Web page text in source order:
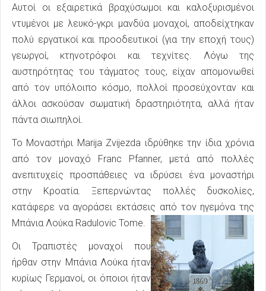
Αυτοί οι εξαιρετικά βραχύσωμοι και καλοξυρισμένοι
ντυμένοι με λευκό-γκρι μανδύα μοναχοί, αποδείχτηκαν
πολύ εργατικοί και προοδευτικοί (για την εποχή τους)
γεωργοί, κτηνοτρόφοι και τεχνίτες. Λόγω της
αυστηρότητας του τάγματος τους, είχαν απομονωθεί
από τον υπόλοιπο κόσμο, πολλοί προσεύχονταν και
άλλοι ασκούσαν σωματική δραστηριότητα, αλλά ήταν
πάντα σιωπηλοί.
Το Μοναστήρι Marija Zvijezda ιδρύθηκε την ίδια χρόνια
από τον μοναχό Franc Pfanner, μετά από πολλές
ανεπιτυχείς προσπάθειες να ιδρύσει ένα μοναστήρι
στην Κροατία. Ξεπερνώντας πολλές δυσκολίες,
κατάφερε να αγοράσει εκτάσεις από τον ηγεμόνα της
Μπάνια Λούκα Radulovic Tome.
Οι Τραπιστές μοναχοί που
ήρθαν στην Μπάνια Λούκα ήταν
κυρίως Γερμανοί, οι όποιοι ήταν